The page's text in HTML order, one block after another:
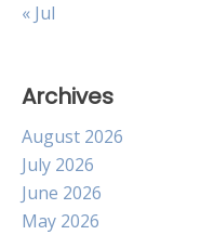
« Jul
Archives
August 2026
July 2026
June 2026
May 2026